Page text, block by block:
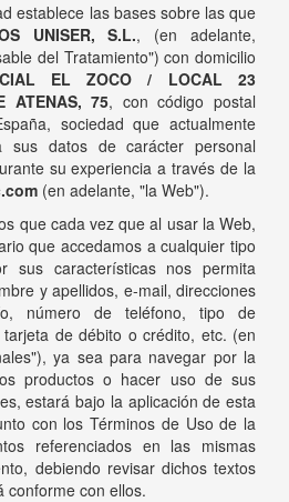
establece las bases sobre las que
UNISER, S.L., (en adelante,
del Tratamiento") con domicilio
EL ZOCO / LOCAL 23
ATENAS, 75, con código postal
sociedad que actualmente
sus datos de carácter personal
su experiencia a través de la
(en adelante, "la Web").
que cada vez que al usar la Web,
que accedamos a cualquier tipo
sus características nos permita
y apellidos, e-mail, direcciones
número de teléfono, tipo de
de débito o crédito, etc. (en
ya sea para navegar por la
productos o hacer uso de sus
estará bajo la aplicación de esta
con los Términos de Uso de la
referenciados en las mismas
debiendo revisar dichos textos
conforme con ellos.